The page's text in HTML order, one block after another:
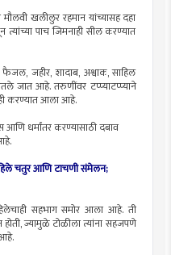
खलीलुर रहमान यांच्यासह दहा
पाच जिमनाही सील करण्यात
जहीर, शादाब, अश्वाक, साहिल
जात आहे. तरुणींवर टप्प्याटप्प्याने
करण्यात आला आहे.
आणि धर्मांतर करण्यासाठी दबाव
पहिले चतुर आणि टाचणी संमेलन;
सहभाग समोर आला आहे. ती
ज्यामुळे टोळीला त्यांना सहजपणे